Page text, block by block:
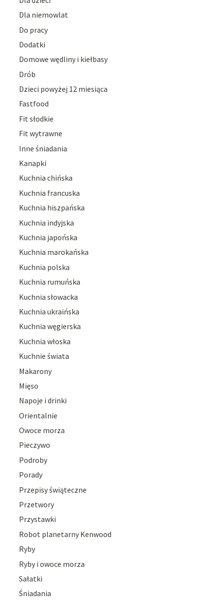
Dla niemowlat
Do pracy
Dodatki
Domowe wędliny i kiełbasy
Drób
Dzieci powyżej 12 miesiąca
Fastfood
Fit słodkie
Fit wytrawne
Inne śniadania
Kanapki
Kuchnia chińska
Kuchnia francuska
Kuchnia hiszpańska
Kuchnia indyjska
Kuchnia japońska
Kuchnia marokańska
Kuchnia polska
Kuchnia rumuńska
Kuchnia słowacka
Kuchnia ukraińska
Kuchnia węgierska
Kuchnia włoska
Kuchnie świata
Makarony
Mięso
Napoje i drinki
Orientalnie
Owoce morza
Pieczywo
Podroby
Porady
Przepisy świąteczne
Przetwory
Przystawki
Robot planetarny Kenwood
Ryby
Ryby i owoce morza
Sałatki
Śniadania